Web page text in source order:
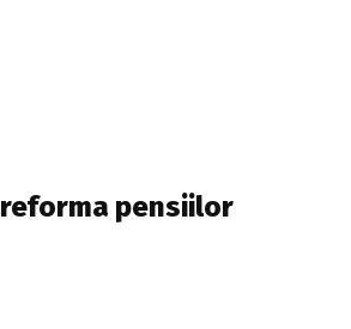
reforma pensiilor